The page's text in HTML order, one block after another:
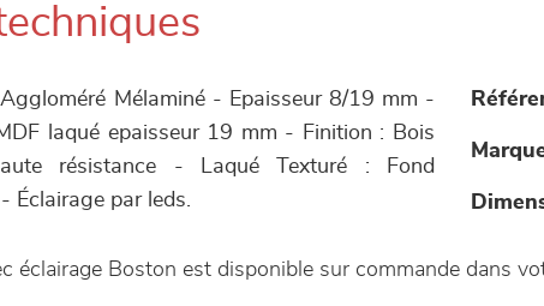
Mélaminé - Epaisseur 8/19 mm -
laqué epaisseur 19 mm - Finition : Bois
résistance - Laqué Texturé : Fond
Éclairage par leds.
éclairage Boston est disponible sur commande dans